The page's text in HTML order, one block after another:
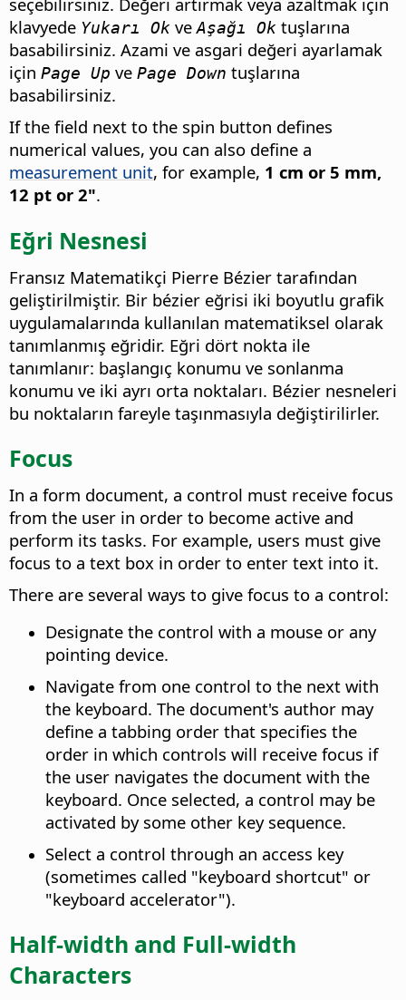
klavyede Yukarı Ok veAşağı Ok tuşlarına
basabilirsiniz. Azami ve asgari değeri ayarlamak
için Page Up ve Page Down tuşlarına
basabilirsiniz.
If the field next to the spin button defines
numerical values, you can also define a
measurement unit, for example, 1 cm or 5 mm,
12 pt or 2".
Eğri Nesnesi
Fransız Matematikçi Pierre Bézier tarafından
geliştirilmiştir. Bir bézier eğrisi iki boyutlu grafik
uygulamalarında kullanılan matematiksel olarak
tanımlanmış eğridir. Eğri dört nokta ile
tanımlanır: başlangıç konumu ve sonlanma
konumu ve iki ayrı orta noktaları. Bézier nesneleri
bu noktaların fareyle taşınmasıyla değiştirilirler.
Focus
In a form document, a control must receive focus
from the user in order to become active and
perform its tasks. For example, users must give
focus to a text box in order to enter text into it.
There are several ways to give focus to a control:
Designate the control with a mouse or any
pointing device.
Navigate from one control to the next with
the keyboard. The document's author may
define a tabbing order that specifies the
order in which controls will receive focus if
the user navigates the document with the
keyboard. Once selected, a control may be
activated by some other key sequence.
Select a control through an access key
(sometimes called "keyboard shortcut" or
"keyboard accelerator").
Half-width and Full-width
Characters